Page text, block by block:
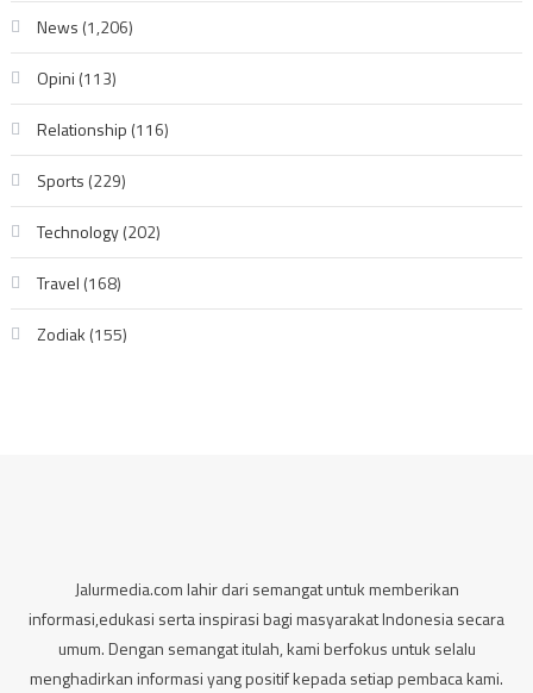
News (1,206)
Opini (113)
Relationship (116)
Sports (229)
Technology(202)
Travel (168)
Zodiak (155)
Jalurmedia.com lahir dari semangat untuk memberikan
informasi,edukasi serta inspirasi bagi masyarakat Indonesia secara
umum. Dengan semangat itulah, kami berfokus untuk selalu
menghadirkan informasi yang positif kepada setiap pembaca kami.